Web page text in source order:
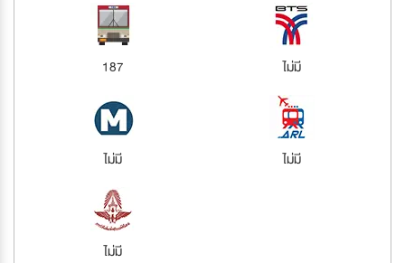
187 ไม่มี
ไม่มี ไม่มี
ไม่มี